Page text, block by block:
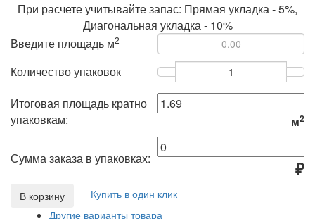
При расчете учитывайте запас: Прямая укладка - 5%,
Диагональная укладка - 10%
Введите площадь м2
Количество упаковок
Итоговая площадь кратно
упаковкам:
м2
Сумма заказа в упаковках: ₽
В корзину
Купить в один клик
Другие варианты товара